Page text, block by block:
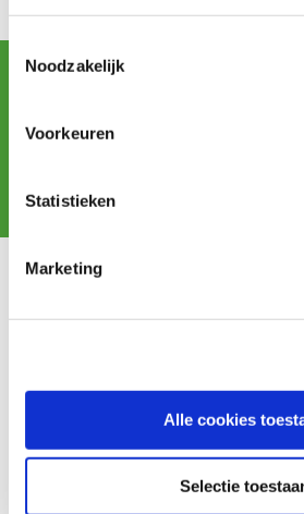
Toestemmingsselectie
Noodzakelijk
Voorkeuren
Statistieken
Marketing
Alle cookies
Selectie
Sign up for our newsletter
Customer service
Shipping costs
Contact
Baptist Arnhem